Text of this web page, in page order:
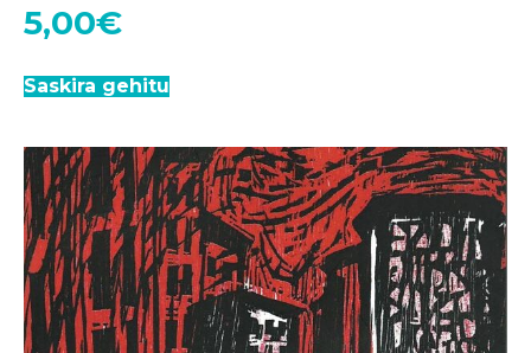
5,00€
Saskira gehitu